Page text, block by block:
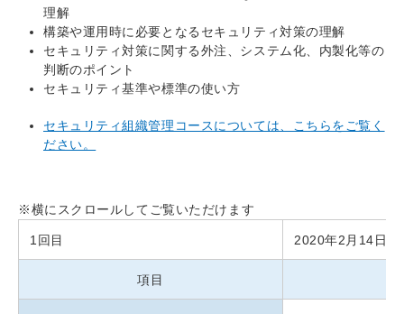
理解
構築や運用時に必要となるセキュリティ対策の理解
セキュリティ対策に関する外注、システム化、内製化等の
判断のポイント
セキュリティ基準や標準の使い方
セキュリティ組織管理コースについては、こちらをご覧く
ださい。
※横にスクロールしてご覧いただけます
1回目 2020年2月14日（
項目